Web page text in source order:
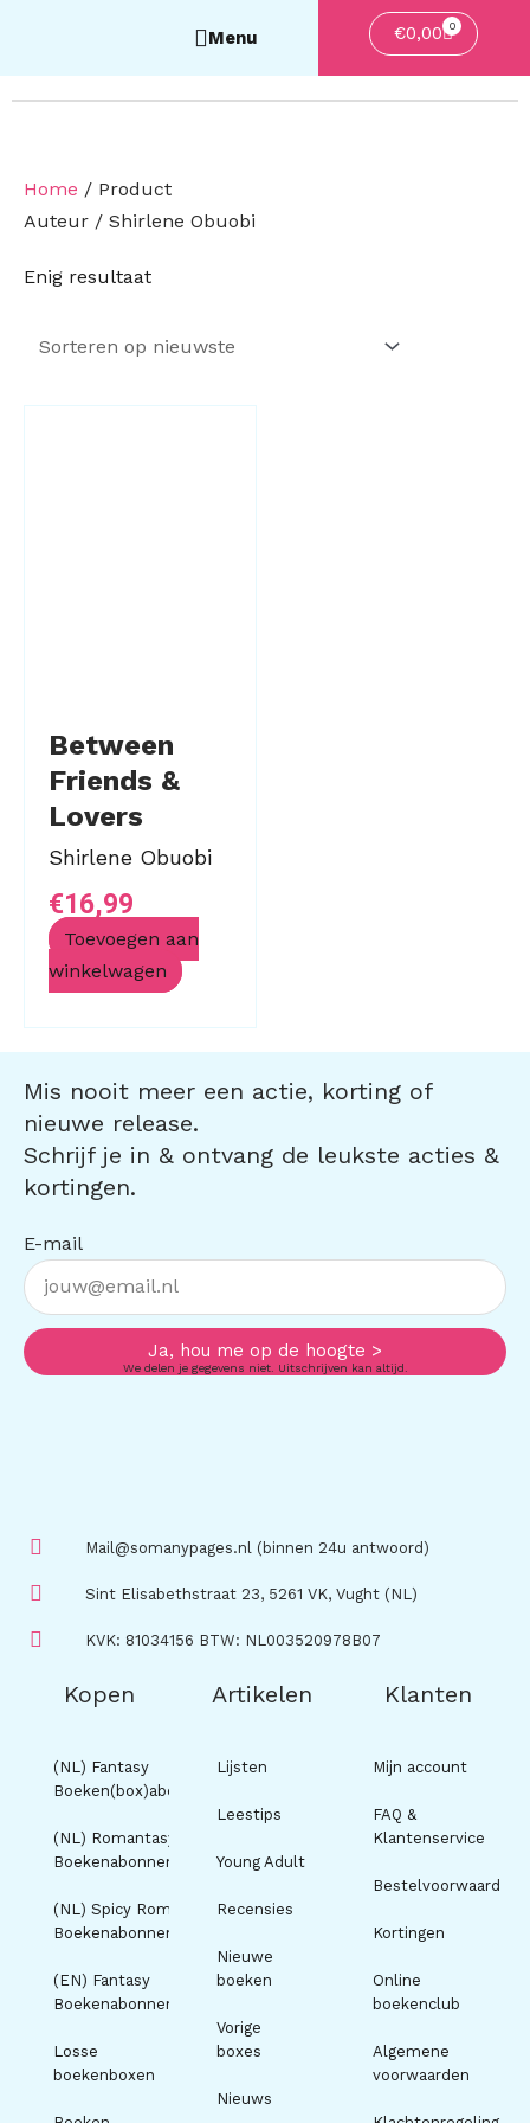
€0,00 0
Home / Product
Auteur / Shirlene Obuobi
Enig resultaat
Between
Friends &
Lovers
Shirlene Obuobi
€16,99
Toevoegen aan
winkelwagen
Mis nooit meer een actie, korting of
nieuwe release.
Schrijf je in & ontvang de leukste acties &
kortingen.
E-mail
Ja, hou me op de hoogte >
We delen je gegevens niet. Uitschrijven kan altijd.
Mail@somanypages.nl (binnen 24u antwoord)
Sint Elisabethstraat 23, 5261 VK, Vught (NL)
KVK: 81034156 BTW: NL003520978B07
Kopen
(NL) Fantasy
Boeken(box)abonnement
(NL) Romantasy
Boekenabonnement
(NL) Spicy Romance
Boekenabonnement
(EN) Fantasy
Boekenabonnement
Losse
boekenboxen
Artikelen
Lijsten
Leestips
Young Adult
Recensies
Nieuwe
boeken
Vorige
boxes
Nieuws
Klanten
Mijn account
FAQ &
Klantenservice
Bestelvoorwaarden
Kortingen
Online
boekenclub
Algemene
voorwaarden